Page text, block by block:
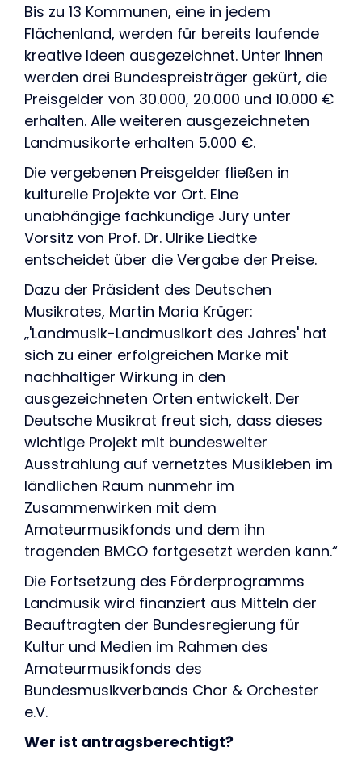
Bis zu 13 Kommunen, eine in jedem
Flächenland, werden für bereits laufende
kreative Ideen ausgezeichnet. Unter ihnen
werden drei Bundespreisträger gekürt, die
Preisgelder von 30.000, 20.000 und 10.000 €
erhalten. Alle weiteren ausgezeichneten
Landmusikorte erhalten 5.000 €.
Die vergebenen Preisgelder fließen in
kulturelle Projekte vor Ort. Eine
unabhängige fachkundige Jury unter
Vorsitz von Prof. Dr. Ulrike Liedtke
entscheidet über die Vergabe der Preise.
Dazu der Präsident des Deutschen
Musikrates, Martin Maria Krüger:
„'Landmusik-Landmusikort des Jahres' hat
sich zu einer erfolgreichen Marke mit
nachhaltiger Wirkung in den
ausgezeichneten Orten entwickelt. Der
Deutsche Musikrat freut sich, dass dieses
wichtige Projekt mit bundesweiter
Ausstrahlung auf vernetztes Musikleben im
ländlichen Raum nunmehr im
Zusammenwirken mit dem
Amateurmusikfonds und dem ihn
tragenden BMCO fortgesetzt werden kann.“
Die Fortsetzung des Förderprogramms
Landmusik wird finanziert aus Mitteln der
Beauftragten der Bundesregierung für
Kultur und Medien im Rahmen des
Amateurmusikfonds des
Bundesmusikverbands Chor & Orchester
e.V.
Wer ist antragsberechtigt?